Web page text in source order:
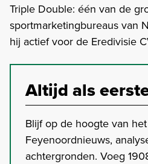
Triple Double: één van de
sportmarketingbureaus van
hij actief voor de Eredivisie
Altijd als
Blijf op de hoogte van
Feyenoordnieuws,
achtergronden. Voeg